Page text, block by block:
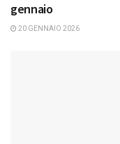
gennaio
20 GENNAIO 2026